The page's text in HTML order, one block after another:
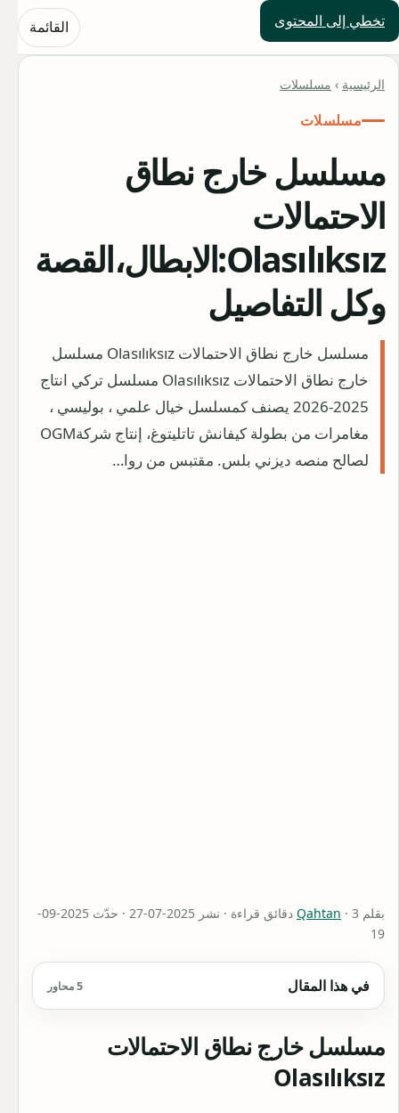
تخطي إلى المحتوى
حلول العالم القائمة
الرئيسية › مسلسلات
مسلسلات
مسلسل خارج نطاق
الاحتمالات
Olasılıksız:الابطال،القصة
وكل التفاصيل
مسلسل خارج نطاق الاحتمالات Olasılıksız مسلسل
خارج نطاق الاحتمالات Olasılıksız مسلسل تركي انتاج
2025-2026 يصنف كمسلسل خيال علمي ، بوليسي ،
مغامرات من بطولة كيفانش تاتليتوغ، إنتاج شركةOGM
لصالح منصه ديزني بلس. مقتبس من روا…
بقلم Qahtan
· 3 دقائق قراءة · نشر 2025-07-27 · حدّث 2025-09-
19
في هذا المقال 5 محاور
مسلسل خارج نطاق الاحتمالات
Olasılıksız